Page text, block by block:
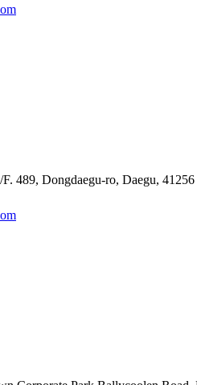
489, Dongdaegu-ro, Daegu, 41256